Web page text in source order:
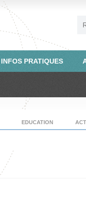
INFOS PRATIQUES
EDUCATION